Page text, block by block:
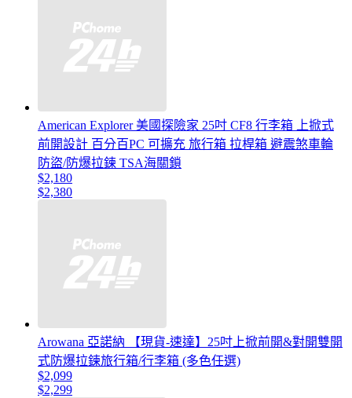
American Explorer 美國探險家 25吋 CF8 行李箱 上掀式
前開設計 百分百PC 可擴充 旅行箱 拉桿箱 避震煞車輪
防盜/防爆拉鍊 TSA海關鎖
$2,180
$2,380
Arowana 亞諾納 【現貨-速達】25吋上掀前開&對開雙開
式防爆拉鍊旅行箱/行李箱 (多色任選)
$2,099
$2,299